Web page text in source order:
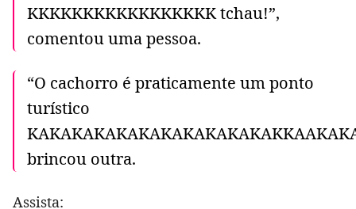
KKKKKKKKKKKKKKKKK tchau!”,
comentou uma pessoa.
“O cachorro é praticamente um ponto
turístico
brincou outra.
Assista: